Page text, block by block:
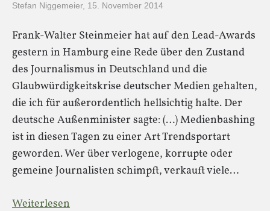
Stefan Niggemeier, 15. November 2014
Frank-Walter Steinmeier hat auf den Lead-Awards
gestern in Hamburg eine Rede über den Zustand
des Journalismus in Deutschland und die
Glaubwürdigkeitskrise deutscher Medien gehalten,
die ich für außerordentlich hellsichtig halte. Der
deutsche Außenminister sagte: (…) Medienbashing
ist in diesen Tagen zu einer Art Trendsportart
geworden. Wer über verlogene, korrupte oder
gemeine Journalisten schimpft, verkauft viele…
Weiterlesen